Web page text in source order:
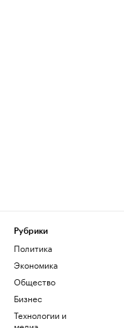
Рубрики
Политика
Экономика
Общество
Бизнес
Технологии и